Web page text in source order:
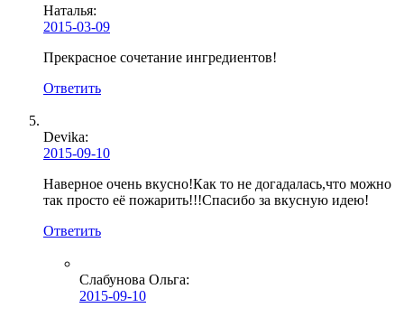
Наталья:
2015-03-09
Прекрасное сочетание ингредиентов!
Ответить
Devika:
2015-09-10
Наверное очень вкусно!Как то не догадалась,что можно
так просто её пожарить!!!Спасибо за вкусную идею!
Ответить
Слабунова Ольга:
2015-09-10